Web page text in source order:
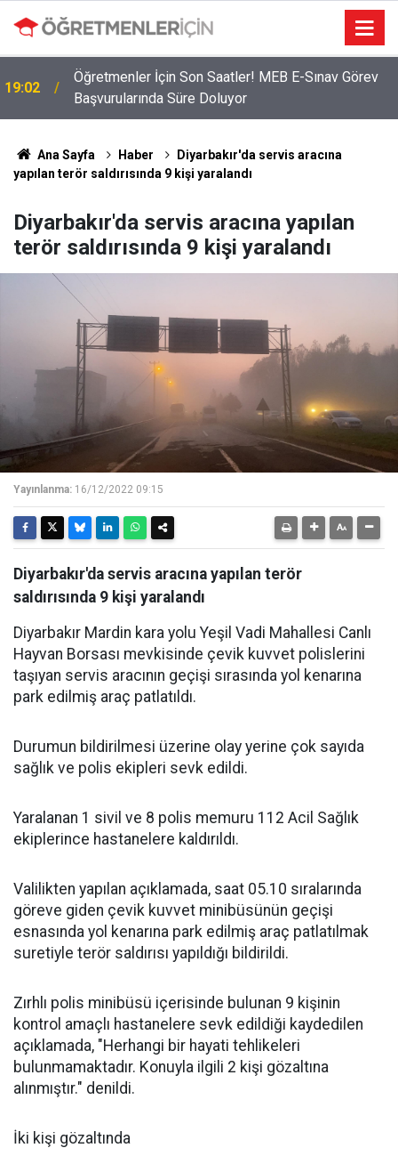
19:02
Öğretmenler İçin Son Saatler! MEB E-Sınav Görev
Başvurularında Süre Doluyor
Ana Sayfa Haber
Diyarbakır'da servis aracına
yapılan terör saldırısında 9 kişi yaralandı
Diyarbakır'da servis aracına yapılan
terör saldırısında 9 kişi yaralandı
Yayınlanma: 16/12/2022 09:15
Diyarbakır'da servis aracına yapılan terör
saldırısında 9 kişi yaralandı
Diyarbakır Mardin kara yolu Yeşil Vadi Mahallesi Canlı
Hayvan Borsası mevkisinde çevik kuvvet polislerini
taşıyan servis aracının geçişi sırasında yol kenarına
park edilmiş araç patlatıldı.
Durumun bildirilmesi üzerine olay yerine çok sayıda
sağlık ve polis ekipleri sevk edildi.
Yaralanan 1 sivil ve 8 polis memuru 112 Acil Sağlık
ekiplerince hastanelere kaldırıldı.
Valilikten yapılan açıklamada, saat 05.10 sıralarında
göreve giden çevik kuvvet minibüsünün geçişi
esnasında yol kenarına park edilmiş araç patlatılmak
suretiyle terör saldırısı yapıldığı bildirildi.
Zırhlı polis minibüsü içerisinde bulunan 9 kişinin
kontrol amaçlı hastanelere sevk edildiği kaydedilen
açıklamada, "Herhangi bir hayati tehlikeleri
bulunmamaktadır. Konuyla ilgili 2 kişi gözaltına
alınmıştır." denildi.
İki kişi gözaltında